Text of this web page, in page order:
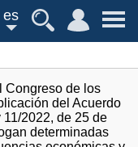
es
Congreso de los
del Acuerdo
2022, de 25 de
determinadas